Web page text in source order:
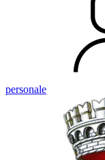
personale